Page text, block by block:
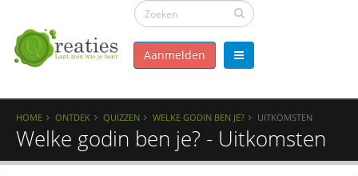
Aanmelden
HOME ONTDEK QUIZZEN WELKE GODIN BEN JE? UITKOMSTEN
Welke godin ben je? - Uitkomsten